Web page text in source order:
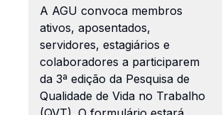
A AGU convoca membros
ativos, aposentados,
servidores, estagiários e
colaboradores a participarem
da 3ª edição da Pesquisa de
Qualidade de Vida no Trabalho